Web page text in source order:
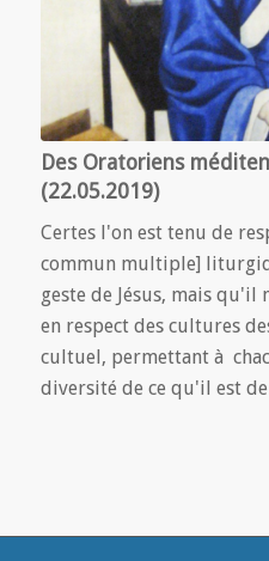
Des Oratoriens
(22.05.2019)
Certes l'on est tenu de
commun multiple]
geste de Jésus, mais
en respect des cultures
cultuel, permettant à
diversité de ce qu'il est